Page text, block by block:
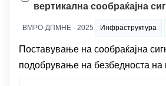
вертикална сообраќајна
ВМРО-ДПМНЕ · 2025 Инфраструктура
Поставување на сообраќајна
подобрување на безбедноста на